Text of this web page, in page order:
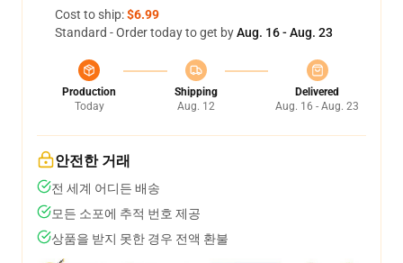
Cost to ship:$6.99
Standard - Order today to get byAug. 16 - Aug. 23
Production
Today
Shipping
Aug. 12
Delivered
Aug. 16 - Aug. 23
안전한 거래
전 세계 어디든 배송
모든 소포에 추적 번호 제공
상품을 받지 못한 경우 전액 환불